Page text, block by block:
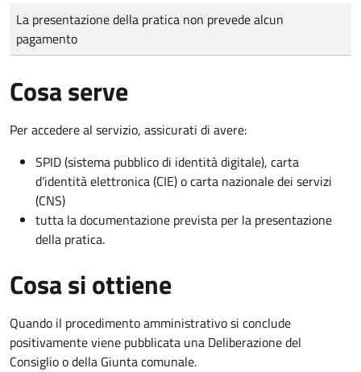
Tipo di pagamento
Importo
La presentazione della pratica non prevede alcun
pagamento
Cosa serve
Per accedere al servizio, assicurati di avere:
SPID (sistema pubblico di identità digitale), carta
d’identità elettronica (CIE) o carta nazionale dei servizi
(CNS)
tutta la documentazione prevista per la presentazione
della pratica.
Cosa si ottiene
Quando il procedimento amministrativo si conclude
positivamente viene pubblicata una Deliberazione del
Consiglio o della Giunta comunale.